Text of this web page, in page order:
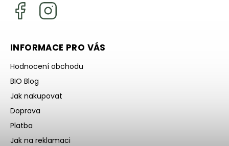
INFORMACE PRO VÁS
Hodnocení obchodu
BIO Blog
Jak nakupovat
Doprava
Platba
Jak na reklamaci